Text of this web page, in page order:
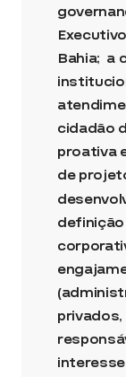
Bahia; a
cidadão
proativa
de